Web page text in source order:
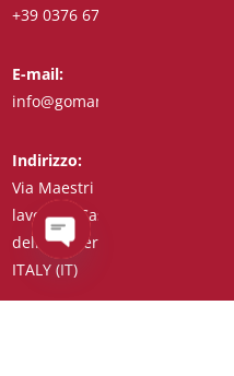
+39 0376 671780
E-mail:
info@goman.it
Indirizzo:
Via Maestri del
lavoro, 8 Castiglione
delle Stiviere 46043
ITALY (IT)
Open
chaty